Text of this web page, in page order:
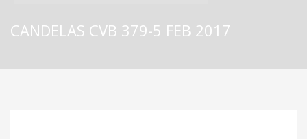
CANDELAS CVB 379-5 FEB 2017